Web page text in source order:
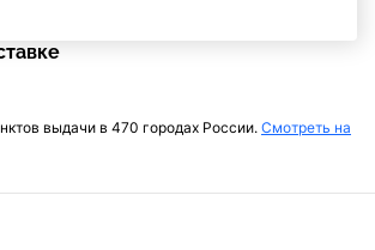
выдачи в 470 городах России. Смотреть на